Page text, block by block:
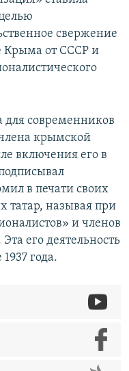
свержение
Крыма от СССР и
для современников
крымской
включения его в
в печати своих
татар, называя при
и членов
его деятельность
года.